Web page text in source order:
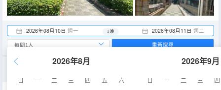
2026年08月10日 週一 2026年08月11日 週二
1 晚
2026年8月
日 一 二 三 四 五
六
2026年9月
日 一 二 三
四
重新搜尋